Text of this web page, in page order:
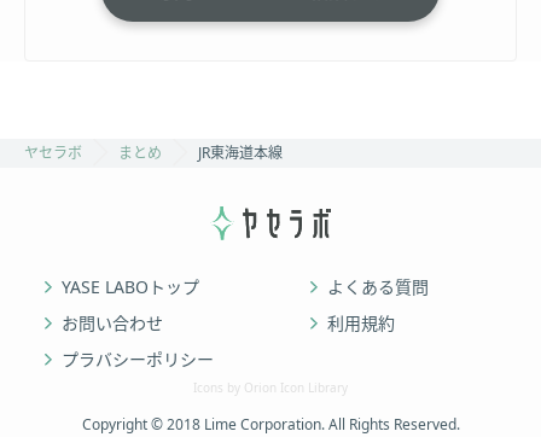
ヤセラボ まとめ JR東海道本線
YASE LABOトップ
よくある質問
お問い合わせ
利用規約
プラバシーポリシー
Icons by Orion Icon Library
Copyright © 2018 Lime Corporation. All Rights Reserved.